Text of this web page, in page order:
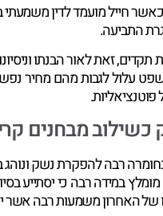
חייל מועמד לדין
התביעה.
זאת לאור הבנתו
עלול לגבות מהם מחיר
פוטנציאליות.
מבחנים
רבה להפקרת נשק
במידה רבה כי יסתייע
של האחרון משמעות רבה אשר